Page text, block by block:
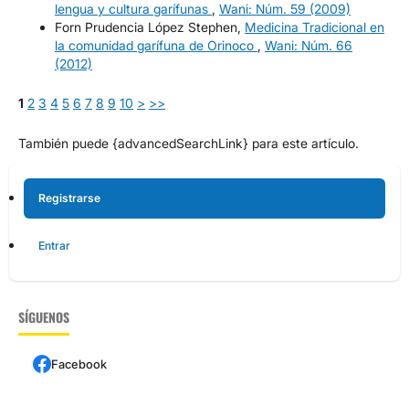
lengua y cultura garífunas , Wani: Núm. 59 (2009)
Forn Prudencia López Stephen, Medicina Tradicional en
la comunidad garífuna de Orinoco , Wani: Núm. 66
(2012)
1 2 3 4 5 6 7 8 9 10 > >>
También puede {advancedSearchLink} para este artículo.
Registrarse
Entrar
SÍGUENOS
Facebook